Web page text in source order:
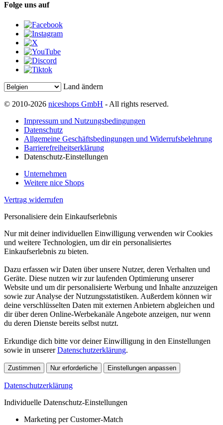
Folge uns auf
Land ändern
© 2010-2026 niceshops GmbH - All rights reserved.
Impressum und Nutzungsbedingungen
Datenschutz
Allgemeine Geschäftsbedingungen und Widerrufsbelehrung
Barrierefreiheitserklärung
Datenschutz-Einstellungen
Unternehmen
Weitere nice Shops
Vertrag widerrufen
Personalisiere dein Einkaufserlebnis
Nur mit deiner individuellen Einwilligung verwenden wir Cookies
und weitere Technologien, um dir ein personalisiertes
Einkaufserlebnis zu bieten.
Dazu erfassen wir Daten über unsere Nutzer, deren Verhalten und
Geräte. Diese nutzen wir zur laufenden Optimierung unserer
Website und um dir personalisierte Werbung und Inhalte anzuzeigen
sowie zur Analyse der Nutzungsstatistiken. Außerdem können wir
deine verschlüsselten Daten mit externen Anbietern abgleichen und
dir über deren Online-Werbekanäle Angebote anzeigen, nur wenn
du deren Dienste bereits selbst nutzt.
Erkundige dich bitte vor deiner Einwilligung in den Einstellungen
sowie in unsererDatenschutzerklärung.
Zustimmen Nur erforderliche Einstellungen anpassen
Datenschutzerklärung
Individuelle Datenschutz-Einstellungen
Marketing per Customer-Match